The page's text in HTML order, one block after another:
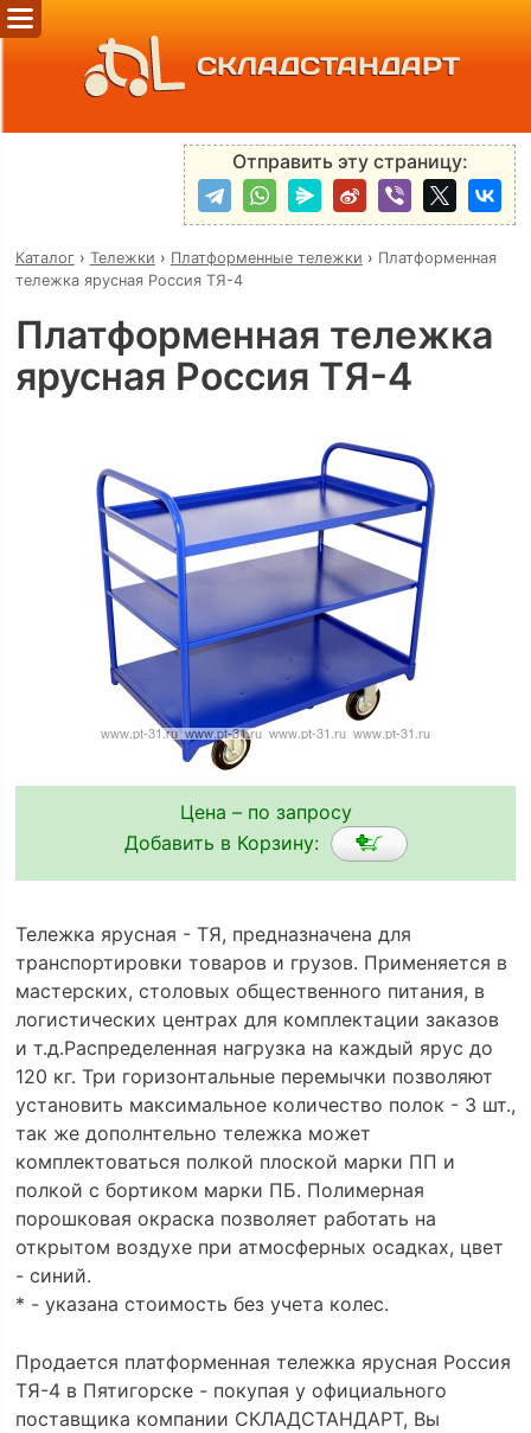
СКЛАДСТАНДАРТ
Отправить эту страницу:
Каталог› Тележки › Платформенные тележки › Платформенная
тележка ярусная Россия ТЯ-4
Платформенная тележка
ярусная Россия ТЯ-4
Цена – по запросу
Добавить в Корзину:
Тележка ярусная - ТЯ, предназначена для
транспортировки товаров и грузов. Применяется в
мастерских, столовых общественного питания, в
логистических центрах для комплектации заказов
и т.д.Распределенная нагрузка на каждый ярус до
120 кг. Три горизонтальные перемычки позволяют
установить максимальное количество полок - 3 шт.,
так же дополнтельно тележка может
комплектоваться полкой плоской марки ПП и
полкой с бортиком марки ПБ. Полимерная
порошковая окраска позволяет работать на
открытом воздухе при атмосферных осадках, цвет
- синий.
* - указана стоимость без учета колес.
Продается платформенная тележка ярусная Россия
ТЯ-4 в Пятигорске - покупая у официального
поставщика компании СКЛАДСТАНДАРТ, Вы